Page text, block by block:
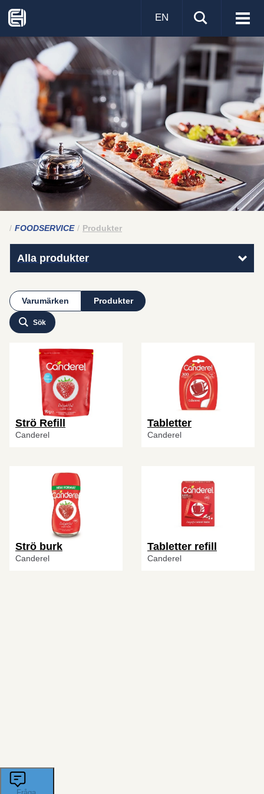
Visa
EN
FOODSERVICE Produkter
Alla produkter
Varumärken Produkter
Sök
Strö Refill
Canderel
Tabletter
Canderel
Strö burk
Canderel
Tabletter refill
Canderel